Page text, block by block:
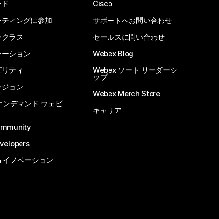
ィングに参加
ラス
ション
ティ
ョン
ンデマンド ウェビ
イノベーション
Cisco
サポートへお問い合わせ
セールスに問い合わせ
Webex Blog
Webex ソート リーダーシ
ップ
Webex Merch Store
キャリア